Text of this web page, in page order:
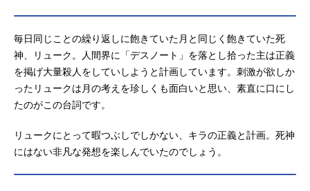
毎日同じことの繰り返しに飽きていた月と同じく飽きていた死
神、リューク。人間界に「デスノート」を落とし拾った主は正義
を掲げ大量殺人をしていしようと計画しています。刺激が欲しか
ったリュークは月の考えを珍しくも面白いと思い、素直に口にし
たのがこの台詞です。
リュークにとって暇つぶしでしかない、キラの正義と計画。死神
にはない非凡な発想を楽しんでいたのでしょう。